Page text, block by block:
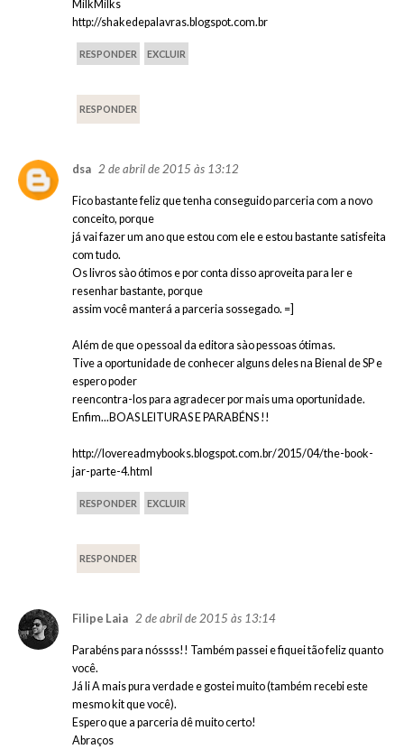
MilkMilks
http://shakedepalavras.blogspot.com.br
RESPONDER EXCLUIR
RESPONDER
dsa 2 de abril de 2015 às 13:12
Fico bastante feliz que tenha conseguido parceria com a novo
conceito, porque
já vai fazer um ano que estou com ele e estou bastante satisfeita
com tudo.
Os livros sào ótimos e por conta disso aproveita para ler e
resenhar bastante, porque
assim você manterá a parceria sossegado. =]
Além de que o pessoal da editora sào pessoas ótimas.
Tive a oportunidade de conhecer alguns deles na Bienal de SP e
espero poder
reencontra-los para agradecer por mais uma oportunidade.
Enfim...BOAS LEITURAS E PARABÉNS !!
http://lovereadmybooks.blogspot.com.br/2015/04/the-book-
jar-parte-4.html
RESPONDER EXCLUIR
RESPONDER
Filipe Laia 2 de abril de 2015 às 13:14
Parabéns para nóssss!! Também passei e fiquei tão feliz quanto
você.
Já li A mais pura verdade e gostei muito (também recebi este
mesmo kit que você).
Espero que a parceria dê muito certo!
Abraços